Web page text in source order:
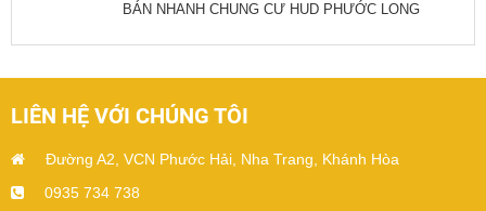
BÁN NHANH CHUNG CƯ HUD PHƯỚC LONG
LIÊN HỆ VỚI CHÚNG TÔI
Đường A2, VCN Phước Hải, Nha Trang, Khánh Hòa
0935 734 738